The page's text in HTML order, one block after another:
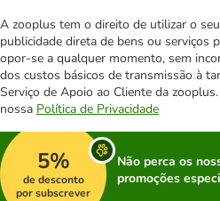
A zooplus tem o direito de utilizar o
publicidade direta de bens ou serviços
opor-se a qualquer momento, sem
dos custos básicos de transmissão à
Serviço de Apoio ao Cliente da
nossa Política de Privacidade
5%
de desconto
por subscrever
Não perca os
promoções